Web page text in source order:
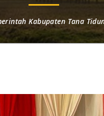
Kabupaten Tana